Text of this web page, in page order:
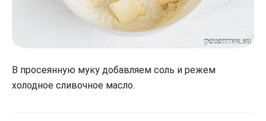
В просеянную муку добавляем соль и режем
холодное сливочное масло.